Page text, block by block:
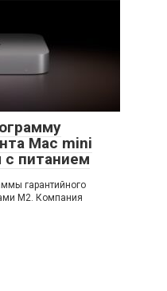
Mac mini
с питанием
гарантийного
M2. Компания